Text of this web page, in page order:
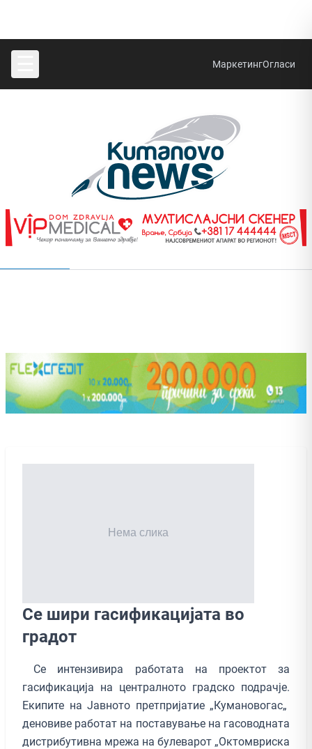
МаркетингОгласи
Се шири гасификацијата во
градот
Се интензивира работата на проектот за
гасификација на централното градско подрачје.
Екипите на Јавното претпријатие „Кумановогас„
деновиве работат на поставување на гасоводната
дистрибутивна мрежа на булеварот „Октомвриска